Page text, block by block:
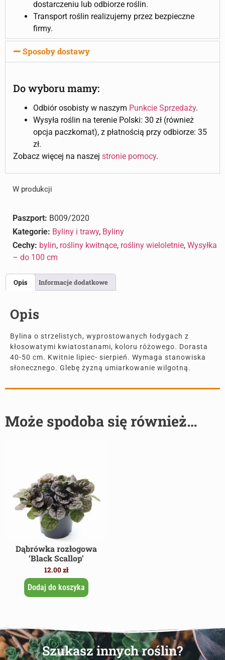
dostarczeniu lub odbiorze roślin.
Transport roślin realizujemy przez bezpieczne
firmy.
Sposoby dostawy
Do wyboru mamy:
Odbiór osobisty w naszym Punkcie Sprzedaży.
Wysyła roślin na terenie Polski: 30 zł (również
opcja paczkomat), z płatnością przy odbiorze: 35
zł.
Zobacz więcej na naszej stronie pomocy.
W produkcji
Paszport: B009/2020
Kategorie: Byliny i trawy, Byliny
Cechy: bylin, rośliny kwitnące, rośliny wieloletnie, Wysyłka
– do 100 cm
Opis Informacje dodatkowe
Opis
Bylina o strzelistych, wyprostowanych łodygach z
kłosowatymi kwiatostanami, koloru różowego. Dorasta
40-50 cm. Kwitnie lipiec- sierpień. Wymaga stanowiska
słonecznego. Glebę żyzną umiarkowanie wilgotną.
Może spodoba się również…
Dąbrówka rozłogowa
‘Black Scallop’
12.00zł
Dodaj do koszyka
Szukasz innych roślin?